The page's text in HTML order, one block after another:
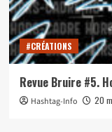
#CRÉATIONS
Revue Bruire #5.
Hashtag-Info 20